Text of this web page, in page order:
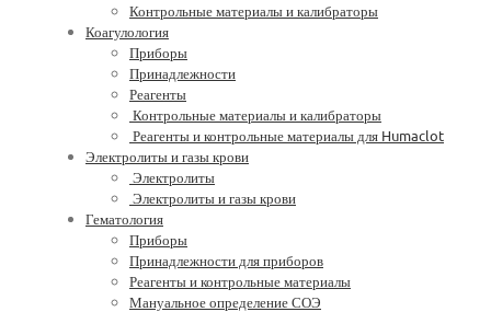
Контрольные материалы и калибраторы
Коагулология
Приборы
Принадлежности
Реагенты
Контрольные материалы и калибраторы
Реагенты и контрольные материалы для Humaclot
Электролиты и газы крови
Электролиты
Электролиты и газы крови
Гематология
Приборы
Принадлежности для приборов
Реагенты и контрольные материалы
Мануальное определение СОЭ